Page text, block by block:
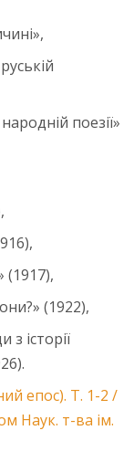
поезії»
(1917),
(1922),
з історії
епос). Т. 1-2 /
Наук. т-ва ім.